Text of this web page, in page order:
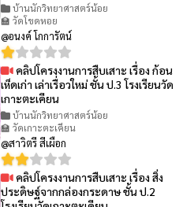
บ้านนักวิทยาศาสตร์น้อย
🏫 วัดโขดหอย
@อนงค์ โกการัตน์
คลิปโครงงานการสืบเสาะ เรื่อง ก้อน
เห็ดเก่า เล่าเรื่อวใหม่ ชั้น ป.3 โรงเรียนวัด
เกาะตะเคียน
บ้านนักวิทยาศาสตร์น้อย
🏫 วัดเกาะตะเคียน
@สาวิตรี สีเผือก
คลิปโครงงานการสืบเสาะ เรื่อง สิ่ง
ประดิษฐ์จากกล่องกระดาษ ชั้น ป.2